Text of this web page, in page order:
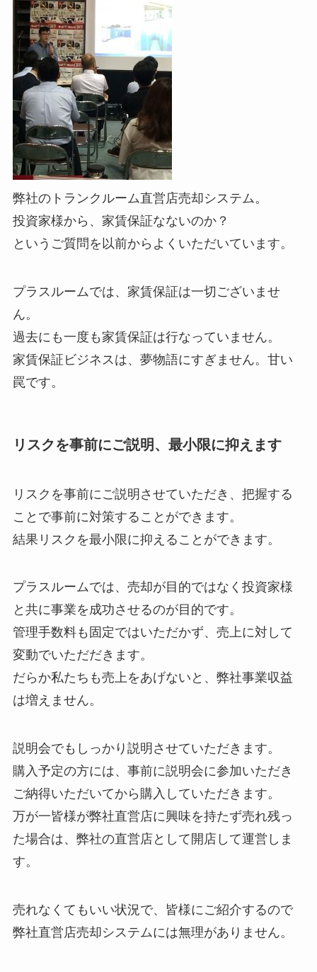
弊社のトランクルーム直営店売却システム。
投資家様から、家賃保証なないのか？
というご質問を以前からよくいただいています。
プラスルームでは、家賃保証は一切ございませ
ん。
過去にも一度も家賃保証は行なっていません。
家賃保証ビジネスは、夢物語にすぎません。甘い
罠です。
リスクを事前にご説明、最小限に抑えます
リスクを事前にご説明させていただき、把握する
ことで事前に対策することができます。
結果リスクを最小限に抑えることができます。
プラスルームでは、売却が目的ではなく投資家様
と共に事業を成功させるのが目的です。
管理手数料も固定ではいただかず、売上に対して
変動でいただだきます。
だらか私たちも売上をあげないと、弊社事業収益
は増えません。
説明会でもしっかり説明させていただきます。
購入予定の方には、事前に説明会に参加いただき
ご納得いただいてから購入していただきます。
万が一皆様が弊社直営店に興味を持たず売れ残っ
た場合は、弊社の直営店として開店して運営しま
す。
売れなくてもいい状況で、皆様にご紹介するので
弊社直営店売却システムには無理がありません。